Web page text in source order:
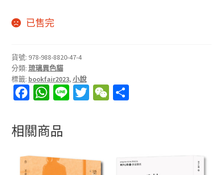
已售完
貨號: 978-988-8820-47-4
分類: 琉璃異色貓
標籤: bookfair2023, 小說
Fa
b
o
o
W
at
sA
p
Li T W
at
分
相關商品